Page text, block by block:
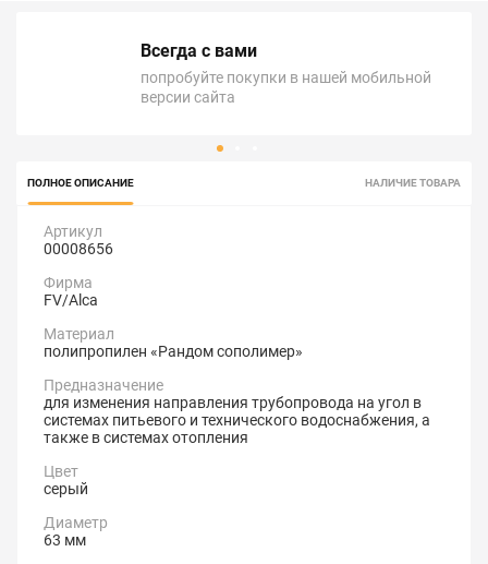
Всегда с вами
попробуйте покупки в нашей мобильной
версии сайта
ПОЛНОЕ ОПИСАНИЕ НАЛИЧИЕ ТОВАРА
Артикул
00008656
Фирма
FV/Alca
Материал
полипропилен «Рандом сополимер»
Предназначение
для изменения направления трубопровода на угол в
системах питьевого и технического водоснабжения, а
также в системах отопления
Цвет
серый
Диаметр
63 мм